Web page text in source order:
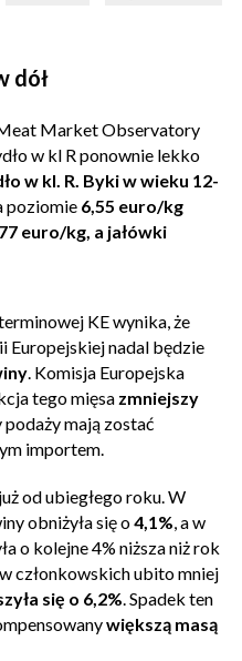
dół
Market Observatory
w kl R ponownie lekko
w kl. R. Byki w wieku 12-
poziomie 6,55 euro/kg
euro/kg, a jałówki
KE wynika, że
Europejskiej nadal będzie
. Komisja Europejska
tego mięsa zmniejszy
mają zostać
importem.
od ubiegłego roku. W
obniżyła się o4,1% , a w
o kolejne 4% niższa niż rok
członkowskich ubito mniej
się o 6,2% . Spadek ten
większą masą